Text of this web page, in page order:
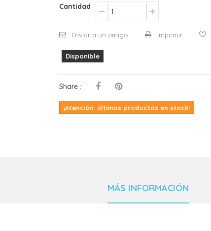
Cantidad
Enviar a un amigo Imprimir
Disponible
Share :
¡Atención: últimos productos en stock!
MÁS INFORMACIÓN